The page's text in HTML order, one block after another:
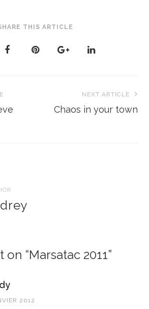
THIS ARTICLE
NEXT ARTICLE
Chaos in your town
on “Marsatac 2011”
2012